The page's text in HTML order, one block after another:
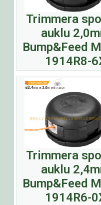
Trimmera
auklu
Bump&Feed
1914R8-
Trimmera
auklu
Bump&Feed
1914R6-